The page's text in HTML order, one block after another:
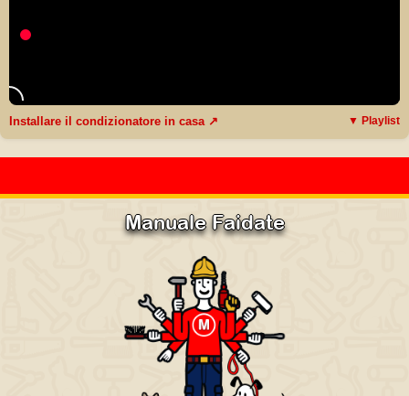
Installare il condizionatore in casa ↗ ▼ Playlist
Manuale Faidate